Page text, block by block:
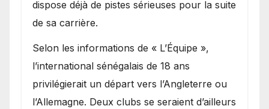
dispose déjà de pistes sérieuses pour la suite
de sa carrière.
Selon les informations de « L’Équipe »,
l’international sénégalais de 18 ans
privilégierait un départ vers l’Angleterre ou
l’Allemagne. Deux clubs se seraient d’ailleurs